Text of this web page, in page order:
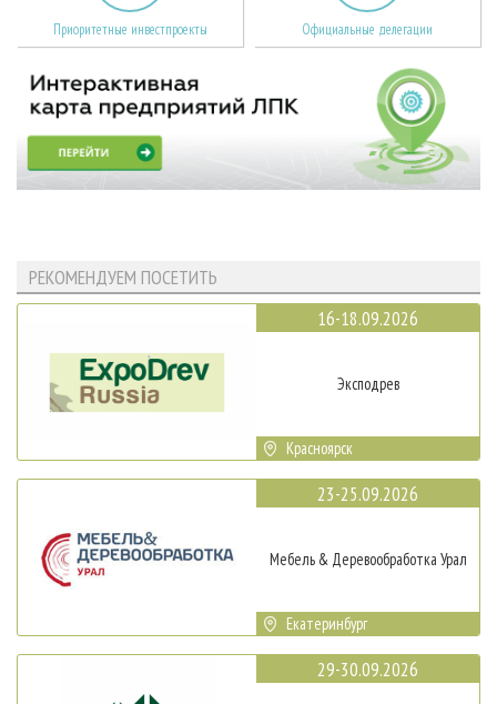
Приоритетные инвестпроекты Официальные делегации
РЕКОМЕНДУЕМ ПОСЕТИТЬ
16-18.09.2026
Эксподрев
Красноярск
23-25.09.2026
Мебель & Деревообработка Урал
Екатеринбург
29-30.09.2026